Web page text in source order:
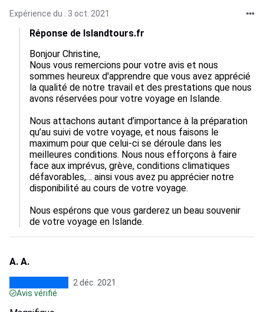
Expérience du : 3 oct. 2021
Réponse de Islandtours.fr
Bonjour Christine,
Nous vous remercions pour votre avis et nous
sommes heureux d'apprendre que vous avez apprécié
la qualité de notre travail et des prestations que nous
avons réservées pour votre voyage en Islande.
Nous attachons autant d’importance à la préparation
qu’au suivi de votre voyage, et nous faisons le
maximum pour que celui-ci se déroule dans les
meilleures conditions. Nous nous efforçons à faire
face aux imprévus, grève, conditions climatiques
défavorables,… ainsi vous avez pu apprécier notre
disponibilité au cours de votre voyage.
Nous espérons que vous garderez un beau souvenir
A. A.
2 déc. 2021
Avis vérifié